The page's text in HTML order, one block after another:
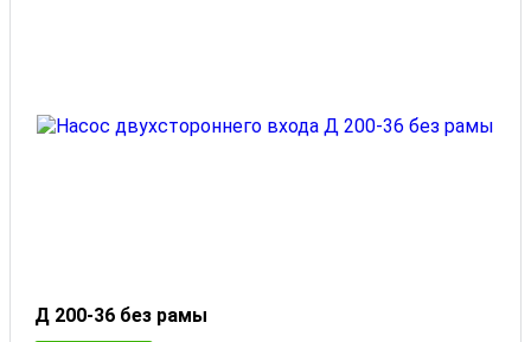
Д 200-36 без рамы